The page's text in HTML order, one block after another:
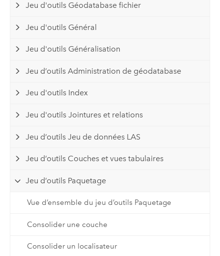
Jeu d'outils Géodatabase fichier
Jeu d'outils Général
Jeu d'outils Généralisation
Jeu d’outils Administration de géodatabase
Jeu d'outils Index
Jeu d'outils Jointures et relations
Jeu d’outils Jeu de données LAS
Jeu d’outils Couches et vues tabulaires
Jeu d’outils Paquetage
Vue d’ensemble du jeu d’outils Paquetage
Consolider une couche
Consolider un localisateur